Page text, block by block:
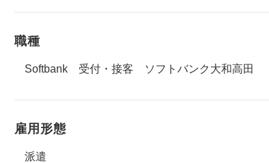
職種
Softbank 受付・接客 ソフトバンク大和高田
雇用形態
派遣